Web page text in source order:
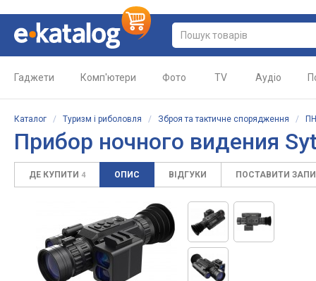
Гаджети Комп'ютери Фото TV Аудіо
Каталог / Туризм і риболовля / Зброя та тактичне спорядження /
Прибор ночного видения
ДЕ КУПИТИ 4 ОПИС ВІДГУКИ ПОСТАВИТИ